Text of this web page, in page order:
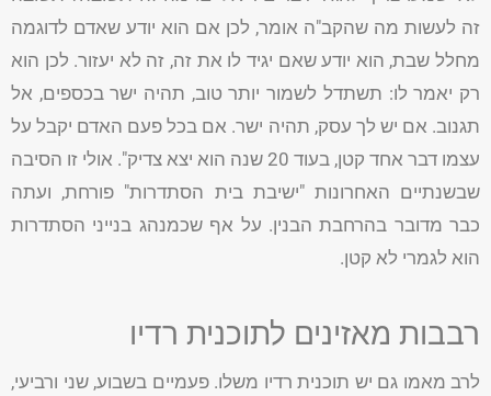
זה לעשות מה שהקב"ה אומר, לכן אם הוא יודע שאדם לדוגמה
מחלל שבת, הוא יודע שאם יגיד לו את זה, זה לא יעזור. לכן הוא
רק יאמר לו: תשתדל לשמור יותר טוב, תהיה ישר בכספים, אל
תגנוב. אם יש לך עסק, תהיה ישר. אם בכל פעם האדם יקבל על
עצמו דבר אחד קטן, בעוד 20 שנה הוא יצא צדיק". אולי זו הסיבה
שבשנתיים האחרונות "ישיבת בית הסתדרות" פורחת, ועתה
כבר מדובר בהרחבת הבנין. על אף שכמנהג בנייני הסתדרות
הוא לגמרי לא קטן.
רבבות מאזינים לתוכנית רדיו
לרב מאמו גם יש תוכנית רדיו משלו. פעמיים בשבוע, שני ורביעי,